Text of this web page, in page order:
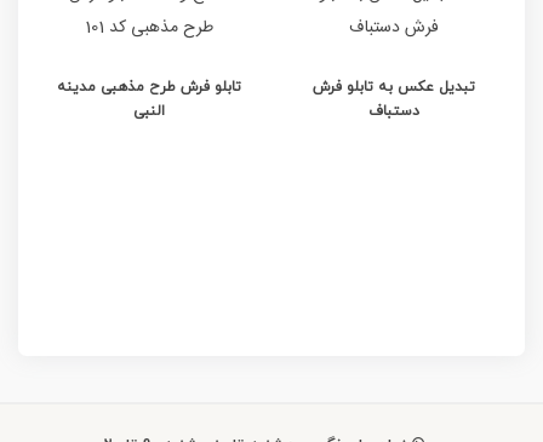
تبدیل عکس به تابلو فرش
دستباف
تابلو فرش طرح مذهبی مدینه
النبی